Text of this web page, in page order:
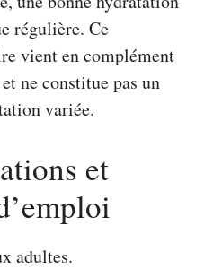
régulière. Ce
vient en complément
ne constitue pas un
variée.
et
adultes.